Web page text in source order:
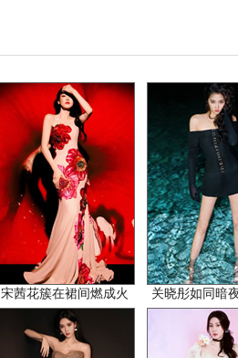
宋茜花簇在裙间燃成火 关晓彤如同暗